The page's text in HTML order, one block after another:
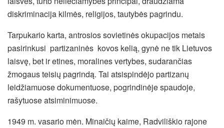
diskriminacija kilmės, religijos, tautybės pagrindu.
Tarpukario karta, antrosios sovietinės okupacijos metais
pasirinkusi partizaninės kovos kelią, gynė ne tik Lietuvos
laisvę, bet ir etines, moralines vertybes, sudarančias
žmogaus teisių pagrindą. Tai atsispindėjo partizanų
leidžiamuose dokumentuose, pogrindinėje spaudoje,
rašytuose atsiminimuose.
1949 m. vasario mėn. Minaičių kaime, Radviliškio rajone